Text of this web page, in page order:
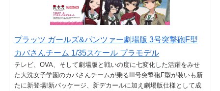
プラッツ ガールズ&パンツァー劇場版 3号突撃砲F型
カバさんチーム 1/35スケール プラモデル
テレビ、OVA、そして劇場版と戦いの度に七変化した活躍をみせ
た大洗女子学園のカバさんチームが乗るIII号突撃砲F型が装いも新
たに新登場!新パッケージ、新デカールに加え劇場版仕様として成